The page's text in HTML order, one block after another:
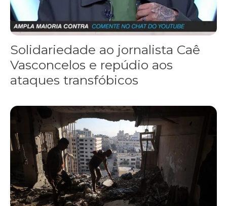
Solidariedade ao jornalista Caê
Vasconcelos e repúdio aos
ataques transfóbicos
“Funeral para toda Gaza” — enquanto o Conselho da Paz